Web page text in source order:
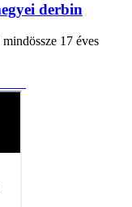
derbin
17 éves